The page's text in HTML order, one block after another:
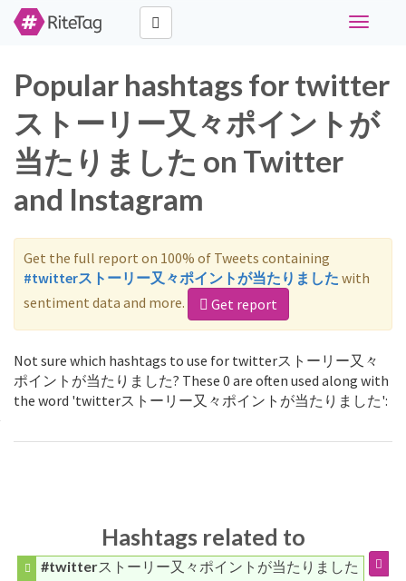
Toggle
Popular hashtags for twitter
ストーリー又々ポイントが
当たりました on Twitter
and Instagram
Get the full report on 100% of Tweets containing
#twitterストーリー又々ポイントが当たりました with
sentiment data and more.
Get report
Not sure which hashtags to use for twitterストーリー又々
ポイントが当たりました? These 0 are often used along with
the word 'twitterストーリー又々ポイントが当たりました':
Hashtags related to
#twitterストーリー又々ポイントが当たりました